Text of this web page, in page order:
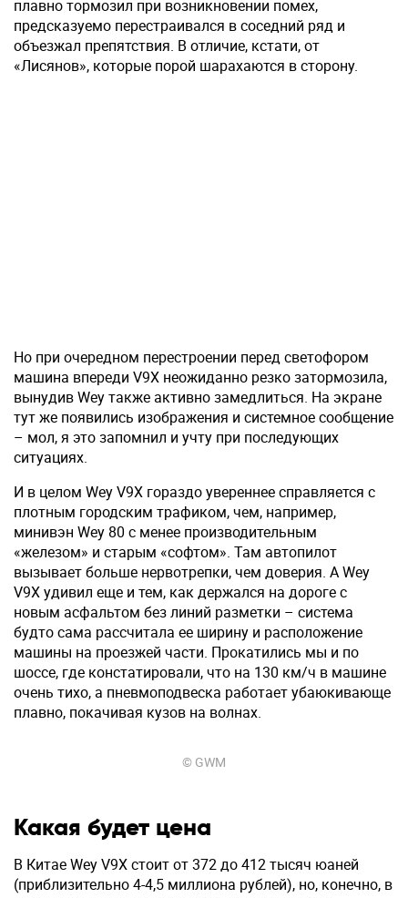
плавно тормозил при возникновении помех,
предсказуемо перестраивался в соседний ряд и
объезжал препятствия. В отличие, кстати, от
«Лисянов», которые порой шарахаются в сторону.
Но при очередном перестроении перед светофором
машина впереди V9X неожиданно резко затормозила,
вынудив Wey также активно замедлиться. На экране
тут же появились изображения и системное сообщение
– мол, я это запомнил и учту при последующих
ситуациях.
И в целом Wey V9X гораздо увереннее справляется с
плотным городским трафиком, чем, например,
минивэн Wey 80 с менее производительным
«железом» и старым «софтом». Там автопилот
вызывает больше нервотрепки, чем доверия. А Wey
V9X удивил еще и тем, как держался на дороге с
новым асфальтом без линий разметки – система
будто сама рассчитала ее ширину и расположение
машины на проезжей части. Прокатились мы и по
шоссе, где констатировали, что на 130 км/ч в машине
очень тихо, а пневмоподвеска работает убаюкивающе
плавно, покачивая кузов на волнах.
© GWM
Какая будет цена
В Китае Wey V9X стоит от 372 до 412 тысяч юаней
(приблизительно 4-4,5 миллиона рублей), но, конечно, в